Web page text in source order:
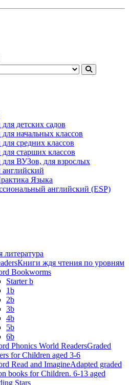
детских садов
начальных классов
средних классов
старших классов
ВУЗов, для взрослых
Языка
английский (ESP)
литература
Книги ждя чтения по уровням
Bookworms
Starter b
1b
2b
3b
4b
5b
6b
Phonics World ReadersGraded
for Children aged 3-6
Read and ImagineAdapted graded
books for Children. 6-13 aged
Stars